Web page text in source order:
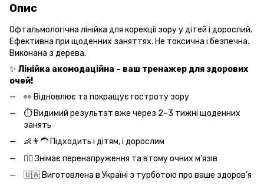
Опис
Офтальмологічна лінійка для корекції зору у дітей і дорослий.
Ефективна при щоденних заняттях. Не токсична і безпечна.
Виконана з дерева.
✨ Лінійка акомодаційна – ваш тренажер для здорових
очей!
👀 Відновлює та покращує гостроту зору
⏱ Видимий результат вже через 2–3 тижні щоденних
занять
👶👨‍🦱 Підходить і дітям, і дорослим
💆‍♂️ Знімає перенапруження та втому очних м’язів
🇺🇦 Виготовлена в Україні з турботою про ваше здоров’я